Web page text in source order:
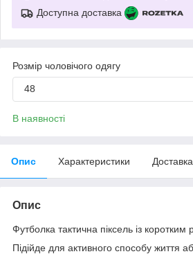
Доступна доставка
Розмір чоловічого одягу
48
В наявності
Опис Характеристики Доставка
Опис
Футболка тактична піксель із коротким
Підійде для активного способу життя